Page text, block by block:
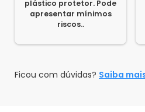
plástico protetor. Pode
apresentar mínimos
riscos..
Ficou com dúvidas? Saiba